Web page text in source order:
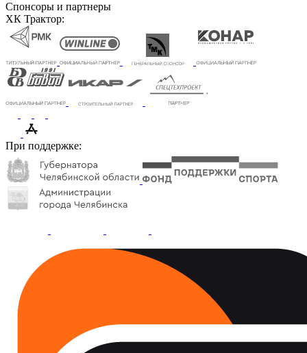
Спонсоры и партнеры
ХК Трактор:
При поддержке: